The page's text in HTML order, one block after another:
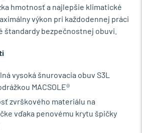
hmotnosť a najlepšie klimatické
výkon pri každodennej práci
štandardy bezpečnostnej obuvi.
vysoká šnurovacia obuv S3L
MACSOLE®
zvrškového materiálu na
vďaka penovému krytu špičky